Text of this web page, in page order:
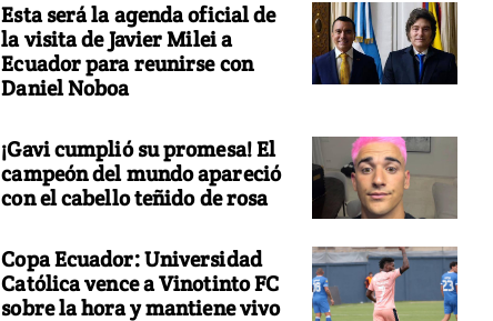
Esta será la agenda oficial de
la visita de Javier Milei a
Ecuador para reunirse con
Daniel Noboa
¡Gavi cumplió su promesa! El
campeón del mundo apareció
con el cabello teñido de rosa
Copa Ecuador: Universidad
Católica vence a Vinotinto FC
sobre la hora y mantiene vivo